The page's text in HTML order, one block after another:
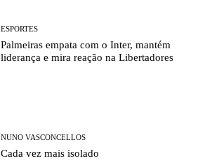
ESPORTES
Palmeiras empata com o Inter, mantém
liderança e mira reação na Libertadores
NUNO VASCONCELLOS
Cada vez mais isolado